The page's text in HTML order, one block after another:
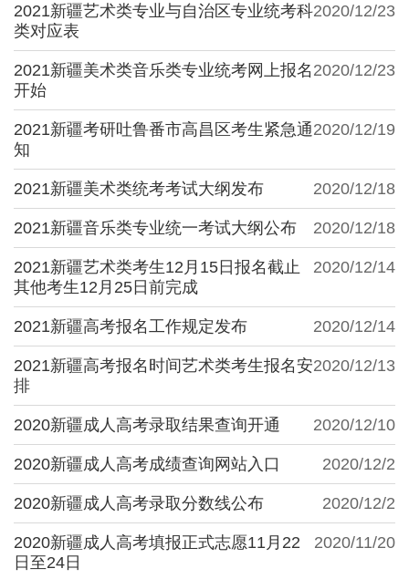
2020/12/23
2021新疆艺术类专业与自治区专业统考科
类对应表
2020/12/23
2021新疆美术类音乐类专业统考网上报名
开始
2020/12/19
2021新疆考研吐鲁番市高昌区考生紧急通
知
2020/12/18
2021新疆美术类统考考试大纲发布
2020/12/18
2021新疆音乐类专业统一考试大纲公布
2020/12/14
2021新疆艺术类考生12月15日报名截止
其他考生12月25日前完成
2020/12/14
2021新疆高考报名工作规定发布
2020/12/13
2021新疆高考报名时间艺术类考生报名安
排
2020/12/10
2020新疆成人高考录取结果查询开通
2020/12/2
2020新疆成人高考成绩查询网站入口
2020/12/2
2020新疆成人高考录取分数线公布
2020/11/20
2020新疆成人高考填报正式志愿11月22
日至24日